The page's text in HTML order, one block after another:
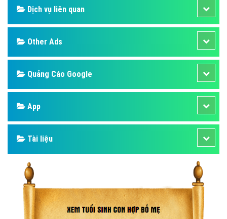
Dịch vụ liên quan
Other Ads
Quảng Cáo Google
App
Tài liệu